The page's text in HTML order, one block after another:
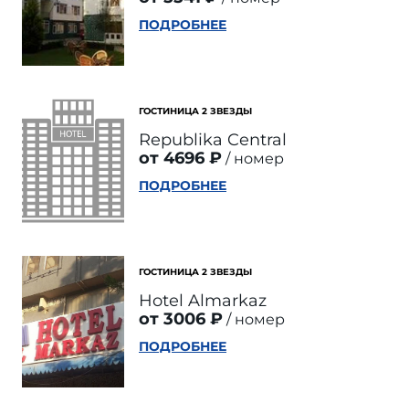
ПОДРОБНЕЕ
ГОСТИНИЦА 2 ЗВЕЗДЫ
Republika Central
от 4696 ₽
номер
ПОДРОБНЕЕ
ГОСТИНИЦА 2 ЗВЕЗДЫ
Hotel Almarkaz
от 3006 ₽
номер
ПОДРОБНЕЕ